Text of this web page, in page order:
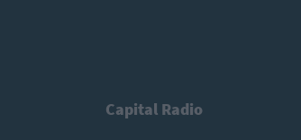
Capital Radio